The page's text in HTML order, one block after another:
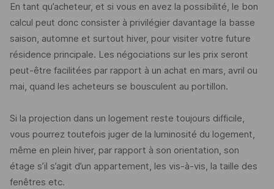
En tant qu’acheteur, et si vous en avez la possibilité, le bon
calcul peut donc consister à privilégier davantage la basse
saison, automne et surtout hiver, pour visiter votre future
résidence principale. Les négociations sur les prix seront
peut-être facilitées par rapport à un achat en mars, avril ou
mai, quand les acheteurs se bousculent au portillon.
Si la projection dans un logement reste toujours difficile,
vous pourrez toutefois juger de la luminosité du logement,
même en plein hiver, par rapport à son orientation, son
étage s’il s’agit d’un appartement, les vis-à-vis, la taille des
fenêtres etc.